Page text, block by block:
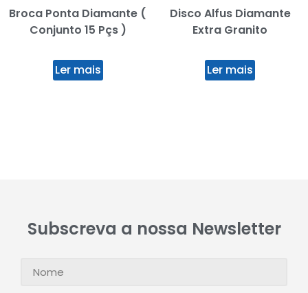
Broca Ponta Diamante (
Conjunto 15 Pçs )
Ler mais
Disco Alfus Diamante
Extra Granito
Ler mais
Subscreva a nossa Newsletter